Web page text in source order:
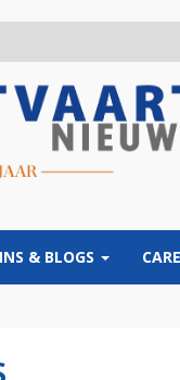
& BLOGS